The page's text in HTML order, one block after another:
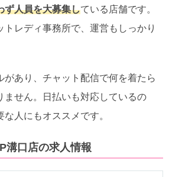
ず人員を大募集している店舗です。
トレディ事務所で、運営もしっかり
があり、チャット配信で何を着たら
ません。日払いも対応しているの
人にもオススメです。
溝口店の求人情報